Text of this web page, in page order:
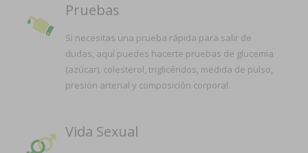
Pruebas
Si necesitas una prueba rápida para salir de
dudas, aquí puedes hacerte pruebas de glucemia
(azúcar), colesterol, triglicéridos, medida de pulso,
presión arterial y composición corporal.
Vida Sexual